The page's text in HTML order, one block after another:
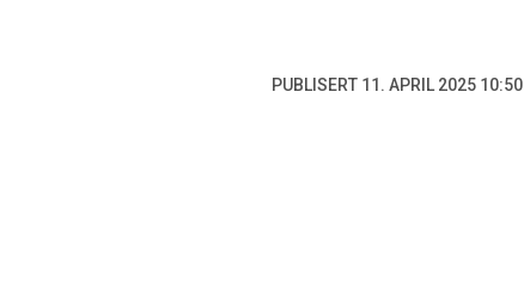
PUBLISERT 11. APRIL 2025 10:50